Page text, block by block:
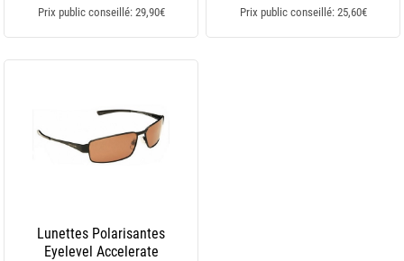
Prix public conseillé: 29,90€ Prix public conseillé: 25,60€
Lunettes Polarisantes
Eyelevel Accelerate